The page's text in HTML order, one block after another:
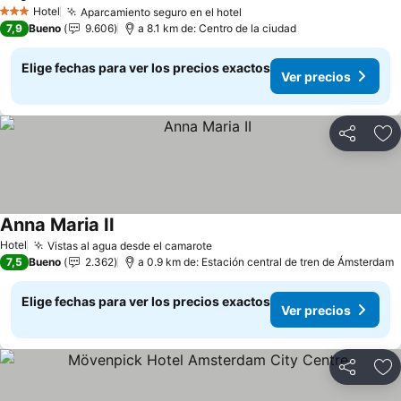
3 Estrellas
Hotel Aparcamiento seguro en el hotel
7,9 Bueno 9.606 a 8.1 km de: Centro de la ciudad
Elige fechas para ver los precios exactos
Ver precios
Compartir
Hotel Vistas al agua desde el camarote
Anna Maria II
7,5 Bueno 2.362 a 0.9 km de: Estación central de tren de Ámsterdam
Elige fechas para ver los precios exactos
Ver precios
Compartir